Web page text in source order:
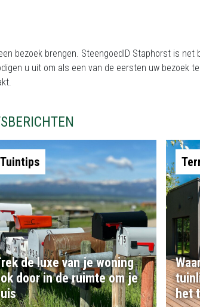
bezoek brengen. SteengoedID Staphorst is net
u uit om als een van de eersten uw bezoek
Tuintips
de luxe van je woning
door in de ruimte om je
het